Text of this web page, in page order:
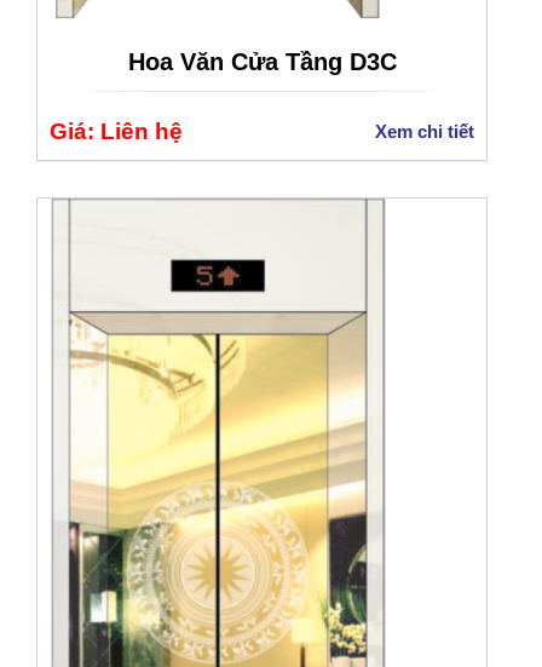
Hoa Văn Cửa Tầng D3C
Giá: Liên hệ Xem chi tiết